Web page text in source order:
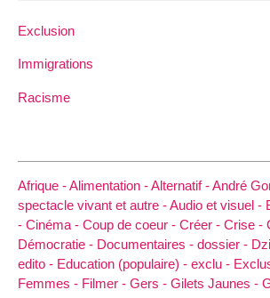
Exclusion
Immigrations
Racisme
Afrique -Alimentation -Alternatif -André
spectacle vivant et autre -Audio et visuel -
- Cinéma - Coup de coeur - Créer - Crise -
Démocratie - Documentaires - dossier -
edito - Education (populaire) - exclu -
Femmes - Filmer - Gers - Gilets Jaunes -